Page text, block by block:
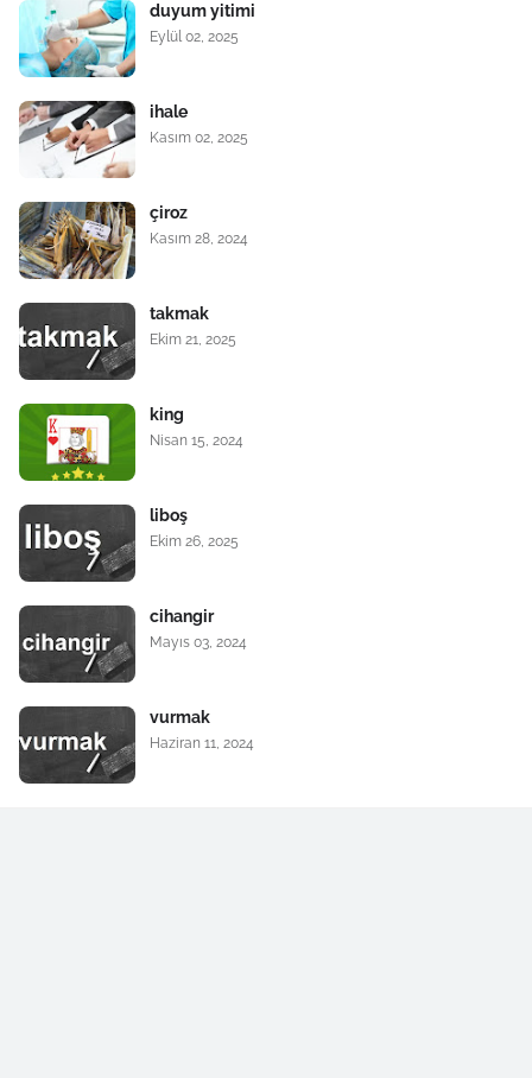
duyum yitimi
Eylül 02, 2025
ihale
Kasım 02, 2025
çiroz
Kasım 28, 2024
takmak
Ekim 21, 2025
king
Nisan 15, 2024
liboş
Ekim 26, 2025
cihangir
Mayıs 03, 2024
vurmak
Haziran 11, 2024